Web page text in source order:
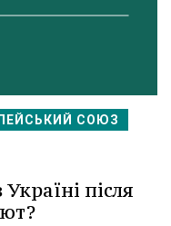
СОЮЗ
після